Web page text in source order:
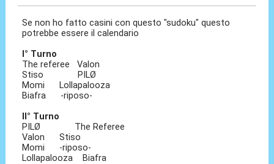
Se non ho fatto casini con questo "sudoku" questo
potrebbe essere il calendario
I° Turno
The referee Valon
Stiso PILØ
Momi Lollapalooza
Biafra -riposo-
II° Turno
PILØ The Referee
Valon Stiso
Momi -riposo-
Lollapalooza Biafra